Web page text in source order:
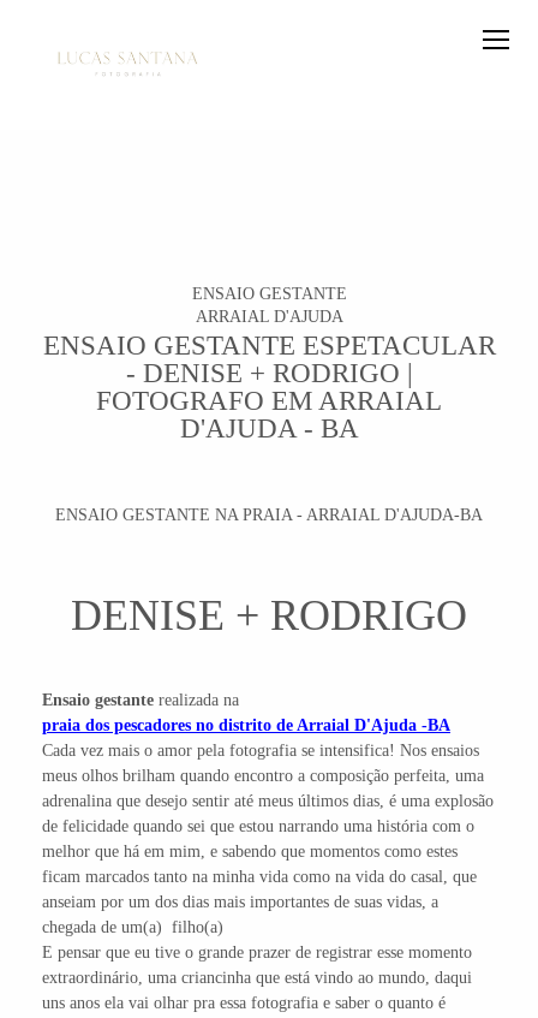
ENSAIO GESTANTE
ARRAIAL D'AJUDA
ENSAIO GESTANTE ESPETACULAR
- DENISE + RODRIGO |
FOTOGRAFO EM ARRAIAL
D'AJUDA - BA
ENSAIO GESTANTE NA PRAIA - ARRAIAL D'AJUDA-BA
DENISE + RODRIGO
Ensaio gestante realizada na
praia dos pescadores no distrito de Arraial D'Ajuda -BA
Cada vez mais o amor pela fotografia se intensifica! Nos ensaios
meus olhos brilham quando encontro a composição perfeita, uma
adrenalina que desejo sentir até meus últimos dias, é uma explosão
de felicidade quando sei que estou narrando uma história com o
melhor que há em mim, e sabendo que momentos como estes
ficam marcados tanto na minha vida como na vida do casal, que
anseiam por um dos dias mais importantes de suas vidas, a
chegada de um(a) filho(a)
E pensar que eu tive o grande prazer de registrar esse momento
extraordinário, uma criancinha que está vindo ao mundo, daqui
uns anos ela vai olhar pra essa fotografia e saber o quanto é